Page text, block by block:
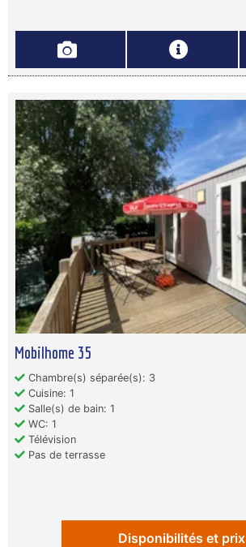
Mobilhome 35
Chambre(s) séparée(s): 3
Cuisine: 1
Salle(s) de bain: 1
WC: 1
Télévision
Pas de terrasse
Disponibilités et prix